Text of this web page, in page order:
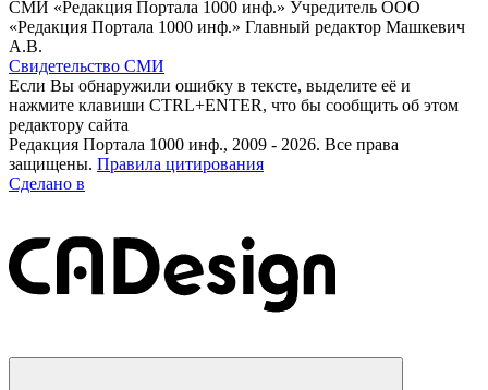
СМИ «Редакция Портала 1000 инф.» Учредитель ООО
«Редакция Портала 1000 инф.» Главный редактор Машкевич
А.В.
Свидетельство СМИ
Если Вы обнаружили ошибку в тексте, выделите её и
нажмите клавиши CTRL+ENTER, что бы сообщить об этом
редактору сайта
Редакция Портала 1000 инф., 2009 - 2026. Все права
защищены. Правила цитирования
Сделано в